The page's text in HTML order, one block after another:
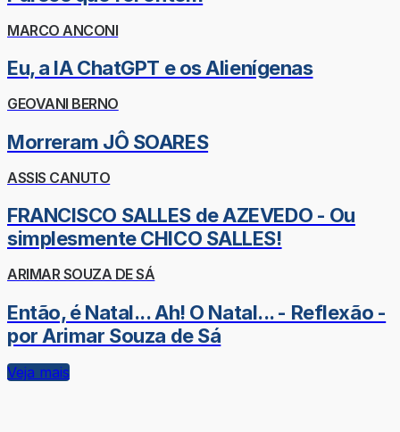
MARCO ANCONI
Eu, a IA ChatGPT e os Alienígenas
GEOVANI BERNO
Morreram JÔ SOARES
ASSIS CANUTO
FRANCISCO SALLES de AZEVEDO - Ou
simplesmente CHICO SALLES!
ARIMAR SOUZA DE SÁ
Então, é Natal... Ah! O Natal... - Reflexão -
por Arimar Souza de Sá
Veja mais